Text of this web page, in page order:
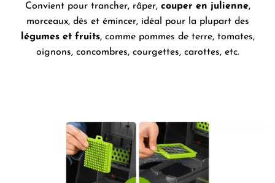
Convient pour trancher, râper, couper en julienne,
morceaux, dés et émincer, idéal pour la plupart des
légumes et fruits, comme pommes de terre, tomates,
oignons, concombres, courgettes, carottes, etc.